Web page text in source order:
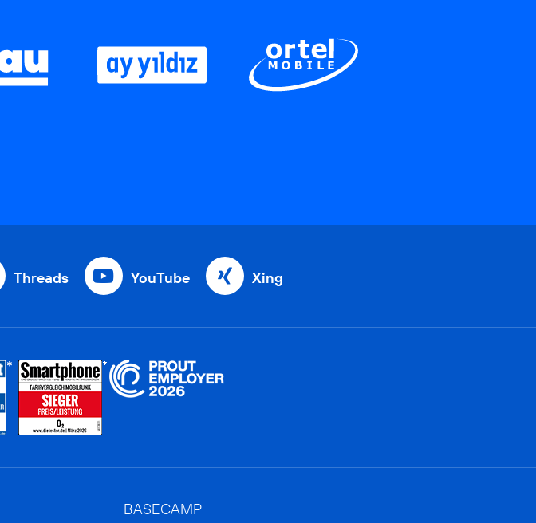
Threads YouTube Xing
BASECAMP